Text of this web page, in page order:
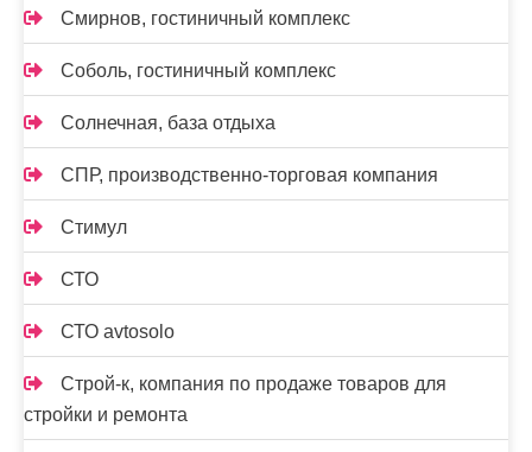
Смирнов, гостиничный комплекс
Соболь, гостиничный комплекс
Солнечная, база отдыха
СПР, производственно-торговая компания
Стимул
СТО
СТО avtosolo
Строй-к, компания по продаже товаров для
стройки и ремонта